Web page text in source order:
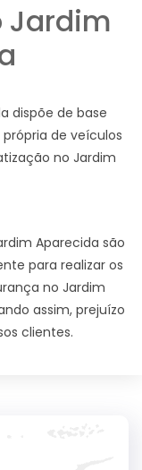
Jardim
dispõe de base
de veículos
no Jardim
Aparecida são
para realizar os
no Jardim
assim, prejuízo
clientes.